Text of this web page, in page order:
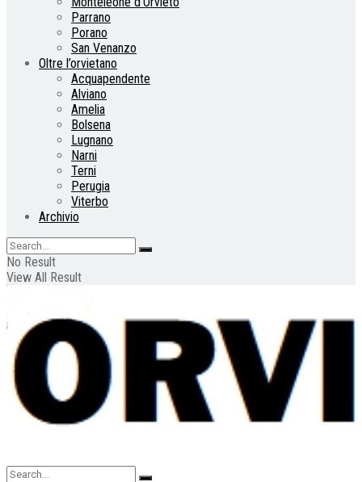
Parrano
Porano
San Venanzo
Oltre l’orvietano
Acquapendente
Alviano
Amelia
Bolsena
Lugnano
Narni
Terni
Perugia
Viterbo
Archivio
No Result
View All Result